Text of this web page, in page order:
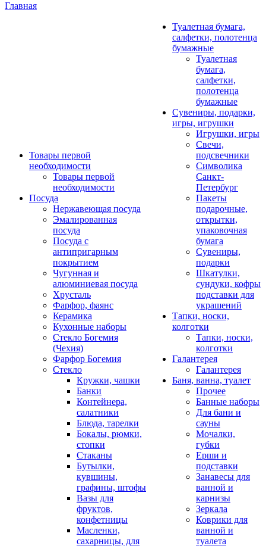
Главная
Товары первой
необходимости
Товары первой
необходимости
Посуда
Нержавеющая посуда
Эмалированная
посуда
Посуда с
антипригарным
покрытием
Чугунная и
алюминиевая посуда
Хрусталь
Фарфор, фаянс
Керамика
Кухонные наборы
Стекло Богемия
(Чехия)
Фарфор Богемия
Стекло
Кружки, чашки
Банки
Контейнера,
салатники
Блюда, тарелки
Бокалы, рюмки,
стопки
Стаканы
Бутылки,
кувшины,
графины, штофы
Вазы для
фруктов,
конфетницы
Масленки,
сахарницы, для
Туалетная бумага,
салфетки, полотенца
бумажные
Туалетная
бумага,
салфетки,
полотенца
бумажные
Сувениры, подарки,
игры, игрушки
Игрушки, игры
Свечи,
подсвечники
Символика
Санкт-
Петербург
Пакеты
подарочные,
открытки,
упаковочная
бумага
Сувениры,
подарки
Шкатулки,
сундуки, кофры
подставки для
украшений
Тапки, носки,
колготки
Тапки, носки,
колготки
Галантерея
Галантерея
Баня, ванна, туалет
Прочее
Банные наборы
Для бани и
сауны
Мочалки,
губки
Ерши и
подставки
Занавесы для
ванной и
карнизы
Зеркала
Коврики для
ванной и
туалета